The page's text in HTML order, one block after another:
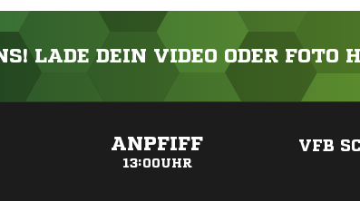
LADE DEIN VIDEO ODER FOTO
ANPFIFF
13:00UHR
VFB